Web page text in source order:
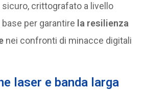
crittografato a livello
per garantire la resilienza
nei confronti di minacce digitali
laser e banda larga